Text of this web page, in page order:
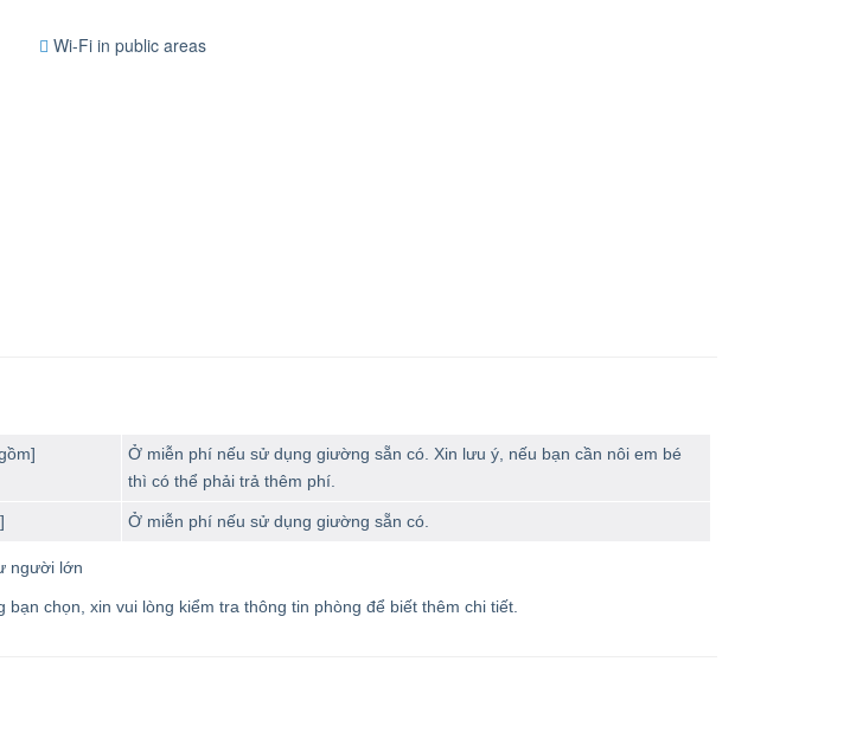
Wi-Fi in public areas
Ở miễn phí nếu sử dụng giường sẵn có. Xin lưu ý, nếu bạn cần nôi em bé
thì có thể phải trả thêm phí.
Ở miễn phí nếu sử dụng giường sẵn có.
người lớn
chọn, xin vui lòng kiểm tra thông tin phòng để biết thêm chi tiết.